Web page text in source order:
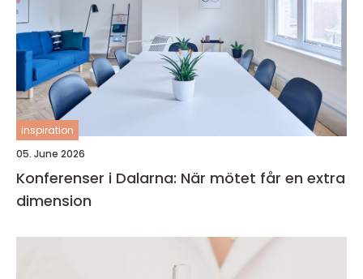
inspiration
05. June 2026
Konferenser i Dalarna: När mötet får en extra
dimension